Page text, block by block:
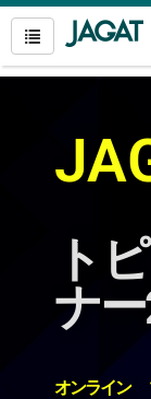
ト
ナ
オンライン